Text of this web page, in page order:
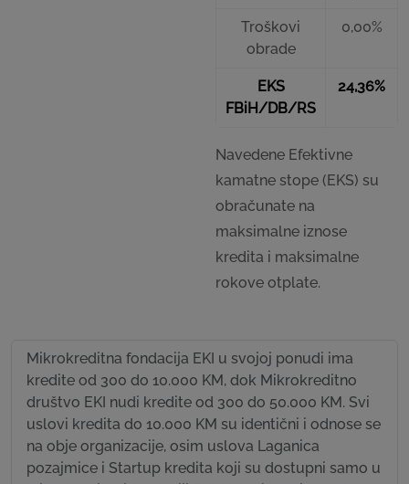
Troškovi
obrade
0,00%
EKS
FBiH/DB/RS
24,36%
Navedene Efektivne
kamatne stope (EKS) su
obračunate na
maksimalne iznose
kredita i maksimalne
rokove otplate.
Mikrokreditna fondacija EKI u svojoj ponudi ima
kredite od 300 do 10.000 KM, dok Mikrokreditno
društvo EKI nudi kredite od 300 do 50.000 KM. Svi
uslovi kredita do 10.000 KM su identični i odnose se
na obje organizacije, osim uslova Laganica
pozajmice i Startup kredita koji su dostupni samo u